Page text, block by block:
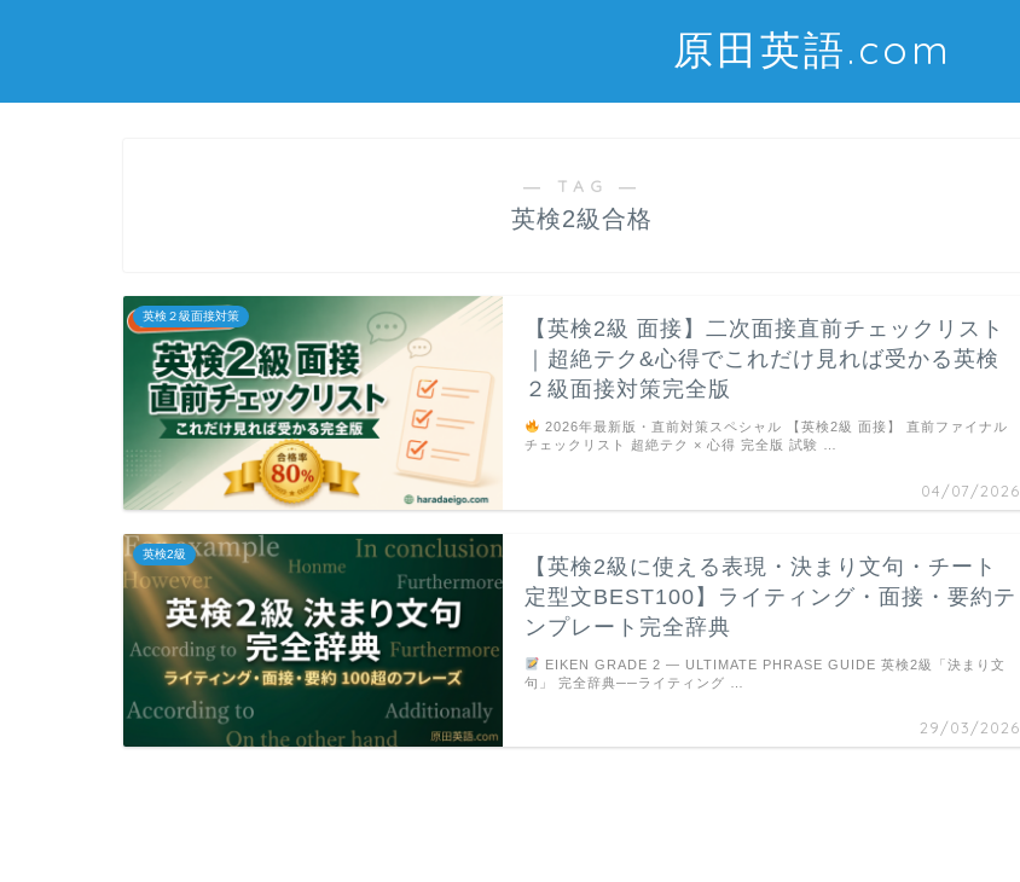
原田英語.com
― TAG ―
英検2級合格
英検２級面接対策
【英検2級 面接】二次面接直前チェックリスト
｜超絶テク&心得でこれだけ見れば受かる英検
２級面接対策完全版
04/07/2026
2026年最新版・直前対策スペシャル 【英検2級 面接】 直前ファイナル
チェックリスト 超絶テク × 心得 完全版 試験 …
英検2級
【英検2級に使える表現・決まり文句・チート
定型文BEST100】ライティング・面接・要約テ
ンプレート完全辞典
29/03/2026
EIKEN GRADE 2 — ULTIMATE PHRASE GUIDE 英検2級「決まり文
句」 完全辞典──ライティング …